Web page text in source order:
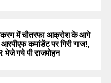
में चौतरफा आक्रोश के आगे
कमांडेंट पर गिरी गाज!,
भेजे गये पी राजमोहन